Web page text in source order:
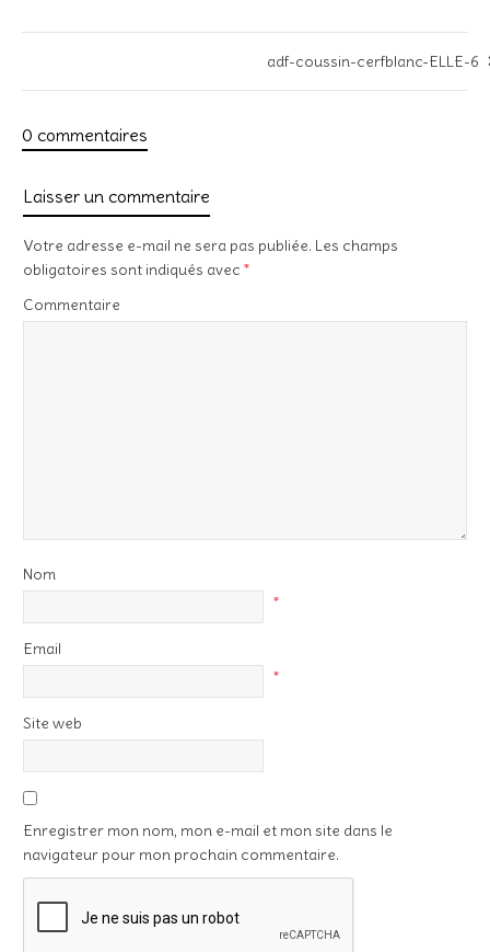
adf-coussin-cerfblanc-ELLE-6
0 commentaires
Laisser un commentaire
Votre adresse e-mail ne sera pas publiée. Les champs
obligatoires sont indiqués avec *
Commentaire
Nom
*
Email
*
Site web
Enregistrer mon nom, mon e-mail et mon site dans le
navigateur pour mon prochain commentaire.